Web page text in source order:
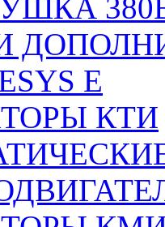
E
КТИ